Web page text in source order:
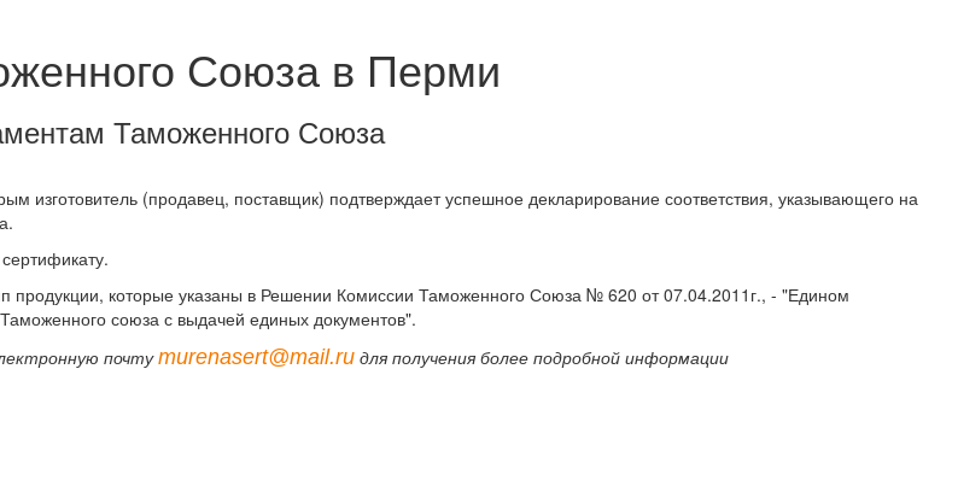
Союза в Перми
Таможенного Союза
изготовитель (продавец, поставщик) подтверждает успешное декларирование соответствия, указывающего на
продукции, которые указаны в Решении Комиссии Таможенного Союза № 620 от 07.04.2011г., - "Едином
союза с выдачей единых документов".
почтуmurenasert@mail.ru для получения более подробной информации